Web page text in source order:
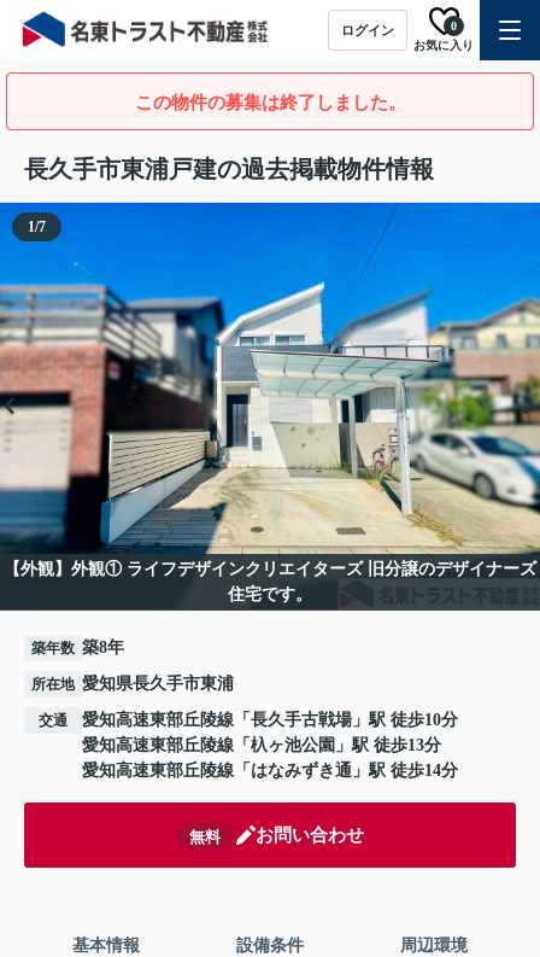
ログイン
お気に入り
0
この物件の募集は終了しました。
長久手市東浦戸建の過去掲載物件情報
【外観】外観① ライフデザインクリエイターズ 旧分譲のデザイナーズ
住宅です。
1/7
築年数 築8年
所在地 愛知県長久手市東浦
交通 愛知高速東部丘陵線 「 長久手古戦場」駅 徒歩10分
愛知高速東部丘陵線 「 杁ヶ池公園 」駅 徒歩13分
愛知高速東部丘陵線 「 はなみずき通 」駅 徒歩14分
無料 お問い合わせ
基本情報 設備条件 周辺環境